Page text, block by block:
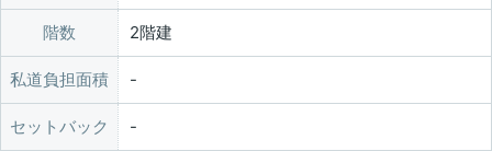
階数 2階建
私道負担面積
セットバック